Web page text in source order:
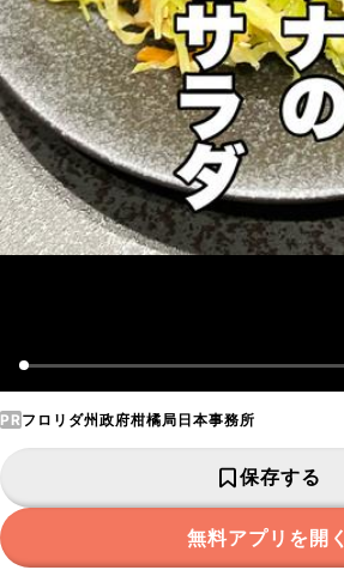
PRフロリダ州政府柑橘局日本事務所
保存する
無料アプリを開く